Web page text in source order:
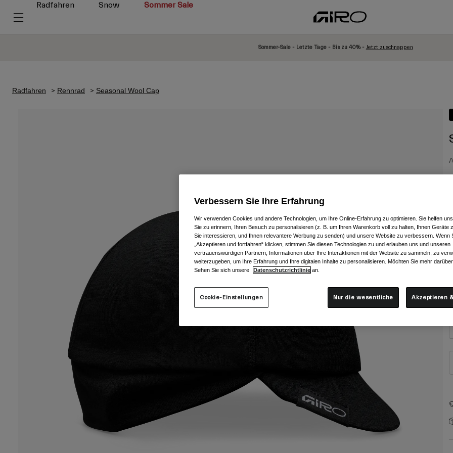
Radfahren Snow Sommer Sale
Sommer-Sale - Letzte Tage - Bis zu 40% - Jetzt zuschnappen
Radfahren Rennrad Seasonal Wool Cap
Verbessern Sie Ihre Erfahrung
Wir verwenden Cookies und andere Technologien, um Ihre Online-Erfahrung zu optimieren. Sie helfen
Sie zu erinnern, Ihren Besuch zu personalisieren (z. B. um Ihren Warenkorb voll zu halten, Ihnen Geräte
Sie interessieren, und Ihnen relevantere Werbung zu senden) und unsere Website zu verbessern. Wenn
„Akzeptieren und fortfahren“ klicken, stimmen Sie diesen Technologien zu und erlauben uns und unseren
vertrauenswürdigen Partnern, Informationen über Ihre Interaktionen mit der Website zu sammeln, zu
weiterzugeben, um Ihre Erfahrung und Ihre digitalen Inhalte zu personalisieren. Möchten Sie mehr
Sehen Sie sich unsere
Datenschutzrichtlinie an.
Cookie-Einstellungen Nur die wesentliche Akzeptieren